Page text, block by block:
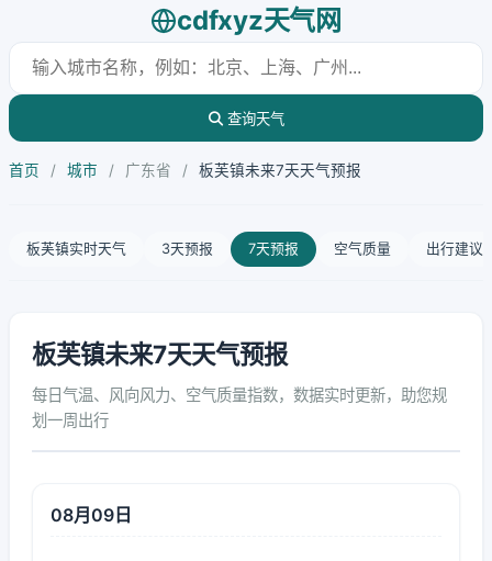
cdfxyz天气网
查询天气
首页 / 城市 / 广东省 / 板芙镇未来7天天气预报
板芙镇实时天气 3天预报 7天预报 空气质量 出行建议
板芙镇未来7天天气预报
每日气温、风向风力、空气质量指数，数据实时更新，助您规
划一周出行
08月09日